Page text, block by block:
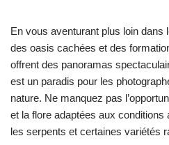
En vous aventurant plus loin dans
des oasis cachées et des
offrent des panoramas
est un paradis pour les
nature. Ne manquez pas
et la flore adaptées aux
les serpents et certaines variétés